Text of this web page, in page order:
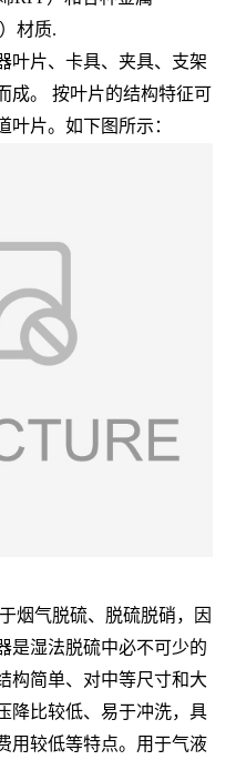
材质.
片、卡具、夹具、支架
成。 按叶片的结构特征可
叶片。如下图所示：
烟气脱硫、脱硫脱硝，因
是湿法脱硫中必不可少的
构简单、对中等尺寸和大
降比较低、易于冲洗，具
用较低等特点。用于气液